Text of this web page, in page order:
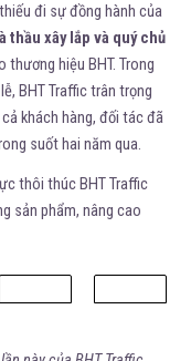
đi sự đồng hành của
thầu xây lắp và quý chủ
hiệu BHT. Trong
BHT Traffic trân trọng
khách hàng, đối tác đã
suốt hai năm qua.
thôi thúc BHT Traffic
sản phẩm, nâng cao